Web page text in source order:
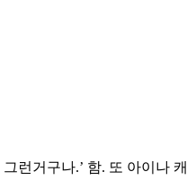
런거구나.’ 함. 또 아이나